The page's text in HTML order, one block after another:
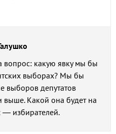
вопрос: какую явку мы бы
выборах? Мы бы
выборов депутатов
выше. Какой она будет на
— избирателей.